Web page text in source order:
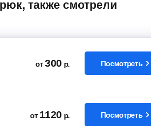
от 300 р. Посмотреть
от 1120 р. Посмотреть